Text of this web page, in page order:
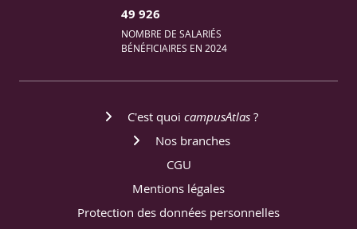
49 926
NOMBRE DE SALARIÉS
BÉNÉFICIAIRES EN 2024
C'est quoi campusAtlas ?
Nos branches
CGU
Mentions légales
Protection des données personnelles